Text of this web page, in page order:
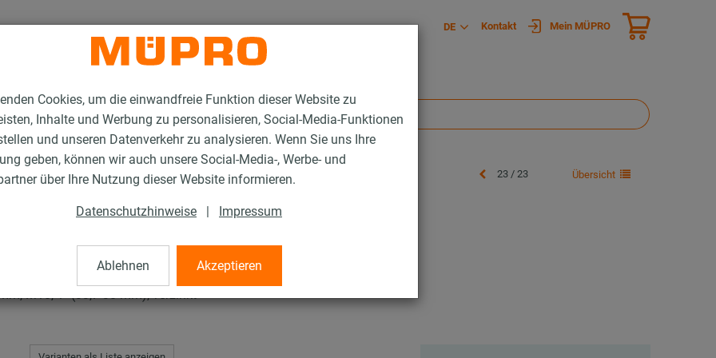
Cookies, um die einwandfreie Funktion dieser Website zu
Inhalte und Werbung zu personalisieren, Social-Media-Funktionen
und unseren Datenverkehr zu analysieren. Wenn Sie uns Ihre
geben, können wir auch unsere Social-Media-, Werbe- und
über Ihre Nutzung dieser Website informieren.
Datenschutzhinweise | Impressum
Ablehnen Akzeptieren
DE Kontakt Mein MÜPRO
mit Schalldämmung ISO-Schellen Typ H, M, T 23 / 23 Übersicht
M, T
M10, 1" (33,7-38 mm), verzinkt